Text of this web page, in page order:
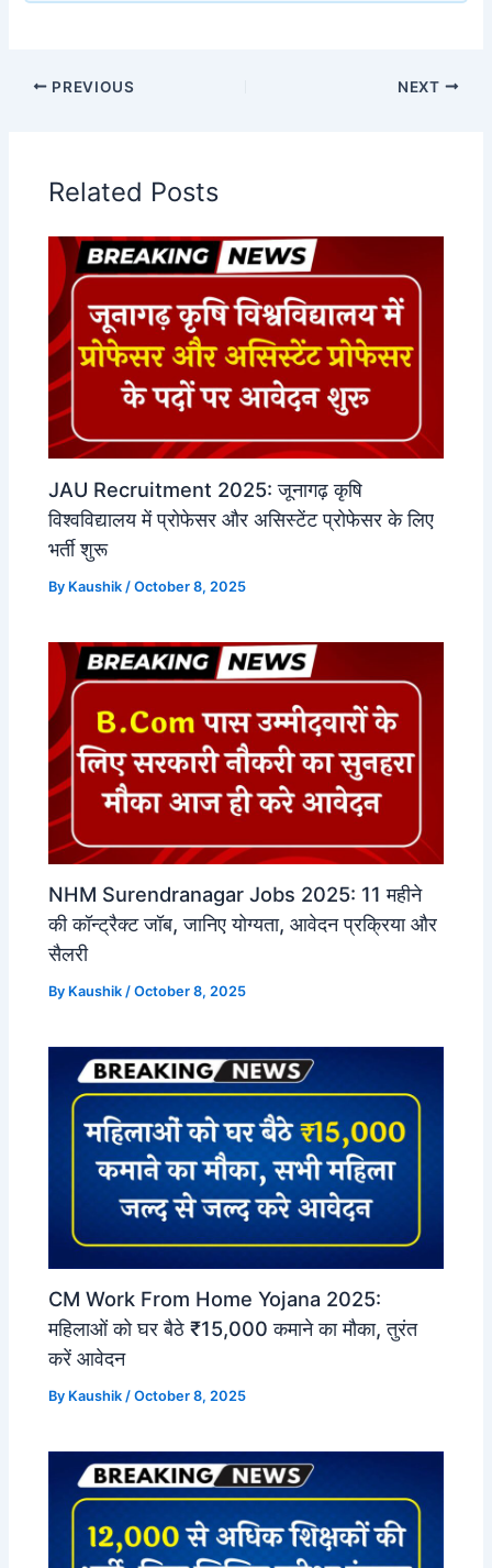
PREVIOUS NEXT
Related Posts
JAU Recruitment 2025: जूनागढ़ कृषि
विश्वविद्यालय में प्रोफेसर और असिस्टेंट प्रोफेसर के लिए
भर्ती शुरू
By Kaushik /October 8, 2025
NHM Surendranagar Jobs 2025: 11 महीने
की कॉन्ट्रैक्ट जॉब, जानिए योग्यता, आवेदन प्रक्रिया और
सैलरी
By Kaushik/October 8, 2025
CM Work From Home Yojana 2025:
महिलाओं को घर बैठे ₹15,000 कमाने का मौका, तुरंत
करें आवेदन
By Kaushik/October 8, 2025